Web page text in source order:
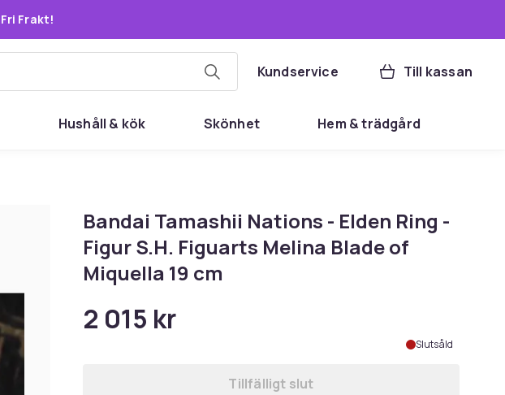
Frakt!
Kundservice Till kassan
Hushåll & kök Skönhet Hem & trädgård
Bandai Tamashii Nations - Elden Ring -
Figur S.H. Figuarts Melina Blade of
Miquella 19 cm
2 015 kr
Slutsåld
Tillfälligt slut